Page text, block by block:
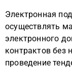
Электронная
осуществлять
электронного
контрактов без
проведение